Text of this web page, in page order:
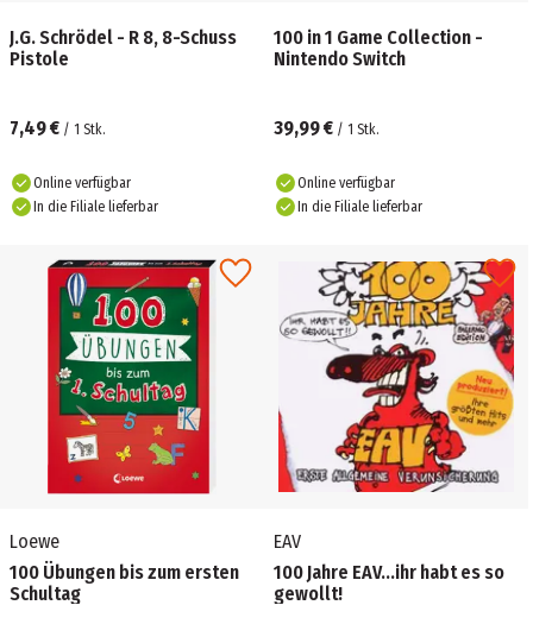
J.G. Schrödel - R 8, 8-Schuss
Pistole
7,49 € / 1 Stk.
Online verfügbar
In die Filiale lieferbar
100 in 1 Game Collection -
Nintendo Switch
39,99 € / 1 Stk.
Online verfügbar
In die Filiale lieferbar
Loewe
100 Übungen bis zum ersten
Schultag
EAV
100 Jahre EAV...ihr habt es so
gewollt!